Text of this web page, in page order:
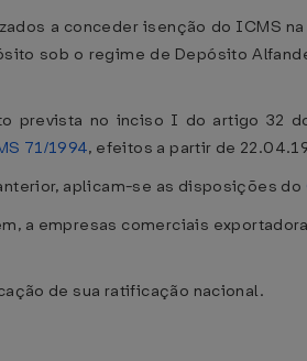
a conceder isenção do ICMS
sob o regime de Depósito
prevista no inciso I do artigo 32
71/1994, efeitos a partir de
aplicam-se as disposições do
a empresas comerciais
de sua ratificação nacional.